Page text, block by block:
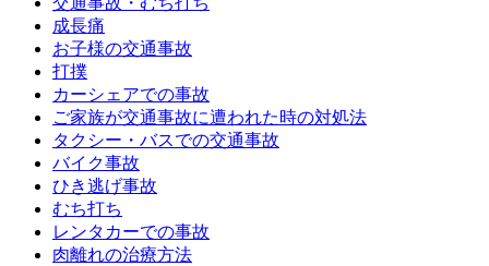
成長痛
お子様の交通事故
打撲
カーシェアでの事故
ご家族が交通事故に遭われた時の対処法
タクシー・バスでの交通事故
バイク事故
ひき逃げ事故
むち打ち
レンタカーでの事故
肉離れの治療方法